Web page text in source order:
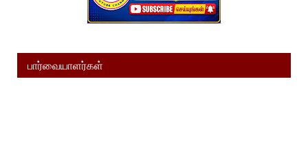
பார்வையாளர்கள்